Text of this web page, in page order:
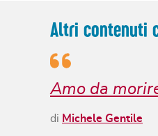
Altri contenuti
Amo da
di Michele Gentile